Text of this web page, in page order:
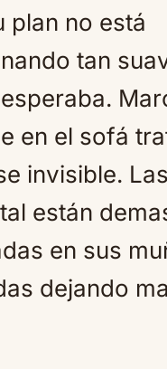
plan no está
tan
en el sofá
invisible.
están
en sus
dejando